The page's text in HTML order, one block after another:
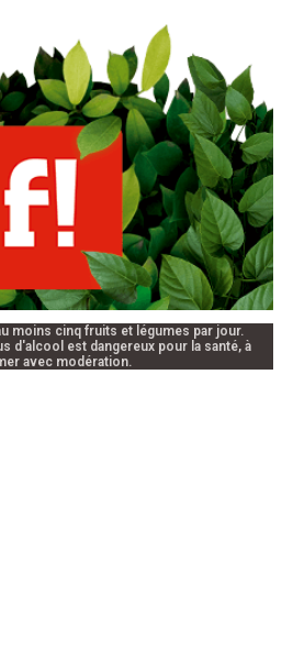
moins cinq fruits et légumes par jour.
d'alcool est dangereux pour la santé, à
avec modération.